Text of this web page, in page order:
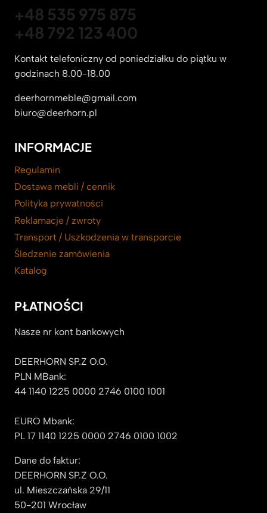
+48 535 975 875
+48 792 123 400
Kontakt telefoniczny od poniedziałku do piątku w
godzinach 8.00-18.00
deerhornmeble@gmail.com
biuro@deerhorn.pl
INFORMACJE
Regulamin
Dostawa mebli / cennik
Polityka prywatności
Reklamacje / zwroty
Transport / Uszkodzenia w transporcie
Śledzenie zamówienia
Katalog
PŁATNOŚCI
Nasze nr kont bankowych
DEERHORN SP.Z O.O.
PLN MBank:
44 1140 1225 0000 2746 0100 1001
EURO Mbank:
PL 17 1140 1225 0000 2746 0100 1002
Dane do faktur:
DEERHORN SP.Z O.O.
ul. Mieszczańska 29/11
50-201 Wrocław